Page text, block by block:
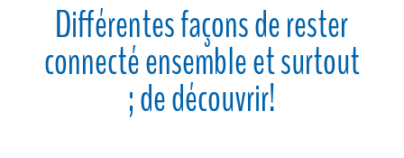
Différentes façons de rester
connecté ensemble et surtout
; de découvrir!